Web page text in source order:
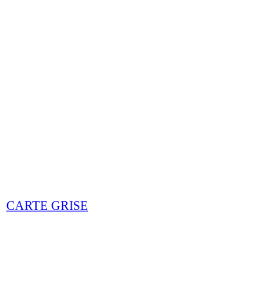
CARTE GRISE